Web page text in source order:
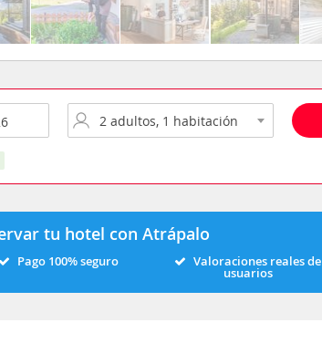
tu hotel con Atrápalo
Pago 100% seguro Valoraciones reales de
usuarios